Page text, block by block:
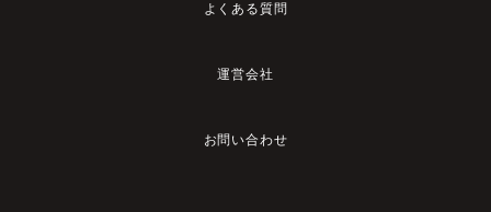
よくある質問
運営会社
お問い合わせ